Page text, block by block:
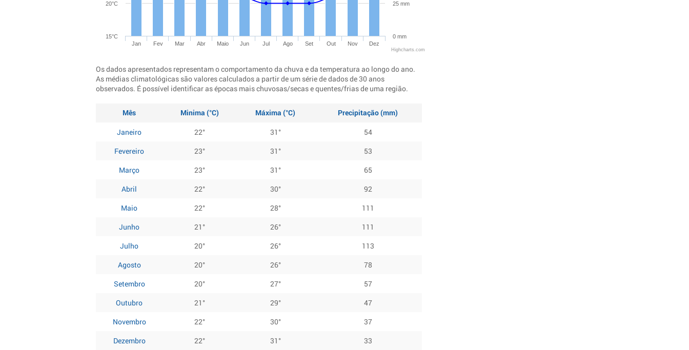
Jan Fev Mar Abr Maio Jun Jul Ago Set Out Nov Dez
15°C
20°C
0 mm
25 mm
Highcharts.com
Os dados apresentados representam o comportamento da chuva e da temperatura ao longo do ano.
As médias climatológicas são valores calculados a partir de um série de dados de 30 anos
observados. É possível identificar as épocas mais chuvosas/secas e quentes/frias de uma região.
Mês Minima (°C) Máxima (°C)
Precipitação (mm)
Janeiro
22° 31°
54
Fevereiro
23° 31°
53
Março
23° 31°
65
Abril
22° 30°
92
Maio
22° 28°
111
Junho
21° 26°
111
Julho
20° 26°
113
Agosto
20° 26°
78
Setembro
20° 27°
57
Outubro
21° 29°
47
Novembro
22° 30°
37
Dezembro
22° 31° 33